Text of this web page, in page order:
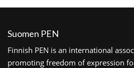
Suomen PEN
Finnish PEN is an international
promoting freedom of expression